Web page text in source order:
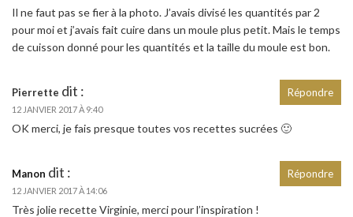
Il ne faut pas se fier à la photo. J’avais divisé les quantités par 2
pour moi et j’avais fait cuire dans un moule plus petit. Mais le temps
de cuisson donné pour les quantités et la taille du moule est bon.
Pierrette dit :
12 JANVIER 2017 À 9:40
OK merci, je fais presque toutes vos recettes sucrées 🙂
Répondre
Manon dit :
12 JANVIER 2017 À 14:06
Très jolie recette Virginie, merci pour l’inspiration !
Répondre